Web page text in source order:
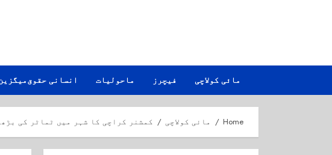
مائی کولاچی فیچرز ماحولیات انسانی حقوق
Home مائی کولاچی کمشنر کراچی کا شہر میں ٹماٹر کی